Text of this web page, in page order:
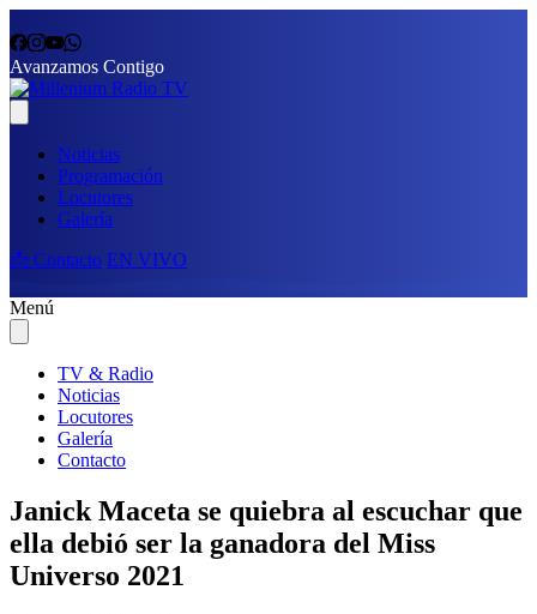
Avanzamos Contigo
Noticias
Programación
Locutores
Galería
📩 Contacto EN VIVO
Menú
TV & Radio
Noticias
Locutores
Galería
Contacto
Janick Maceta se quiebra al escuchar que
ella debió ser la ganadora del Miss
Universo 2021